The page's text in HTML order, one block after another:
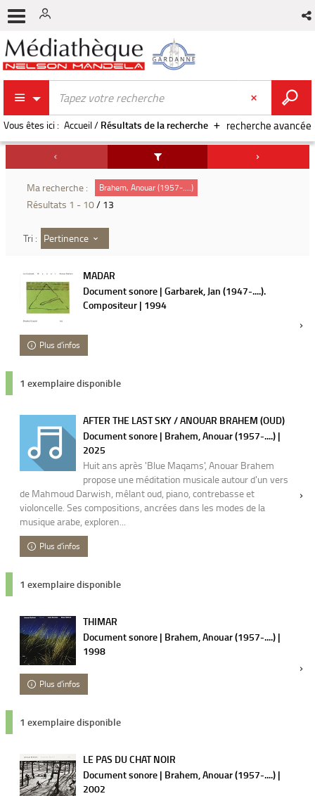
recherche avancée
Vous êtes ici : Accueil/ Résultats de la recherche
Ma recherche : Brahem, Anouar (1957-....)
Résultats 1 - 10/ 13
Tri : Pertinence
MADAR
Document sonore | Garbarek, Jan (1947-....).
Compositeur | 1994
Plus d'infos
1 exemplaire disponible
AFTER THE LAST SKY / ANOUAR BRAHEM (OUD)
Document sonore | Brahem, Anouar (1957-....) |
2025
Huit ans après 'Blue Maqams', Anouar Brahem
propose une méditation musicale autour d'un vers
de Mahmoud Darwish, mêlant oud, piano, contrebasse et
violoncelle. Ses compositions, ancrées dans les modes de la
musique arabe, exploren...
Plus d'infos
1 exemplaire disponible
THIMAR
Document sonore | Brahem, Anouar (1957-....) |
1998
Plus d'infos
1 exemplaire disponible
LE PAS DU CHAT NOIR
Document sonore | Brahem, Anouar (1957-....) |
2002